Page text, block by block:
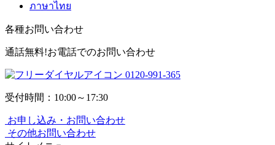
ภาษาไทย
各種お問い合わせ
通話無料!お電話でのお問い合わせ
0120-991-365
受付時間：10:00～17:30
お申し込み・お問い合わせ
その他お問い合わせ